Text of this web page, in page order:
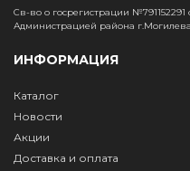
Св-во о госрегистрации №791152291
Администрацией района г.Могилева
ИНФОРМАЦИЯ
Каталог
Новости
Акции
Доставка и оплата